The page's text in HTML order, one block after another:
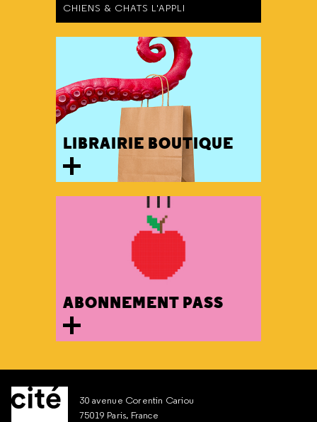
CHIENS & CHATS L'APPLI
LIBRAIRIE BOUTIQUE
ABONNEMENT PASS
30 avenue Corentin Cariou
75019 Paris, France